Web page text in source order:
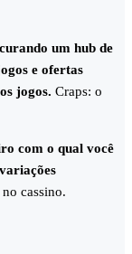
um hub de
e ofertas
jogos. Craps: o
com o qual você
cassino.